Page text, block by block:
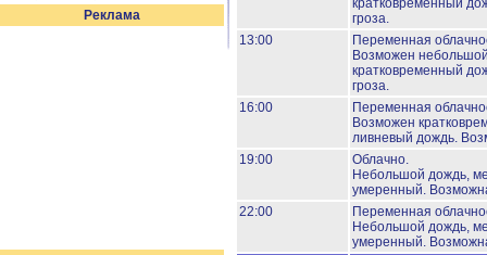
Реклама
кратковременный
гроза.
13:00
Переменная
Возможен
кратковременный
гроза.
16:00
Переменная
Возможен
ливневый дождь.
19:00
Облачно.
Небольшой дождь,
умеренный.
22:00
Переменная
Небольшой дождь,
умеренный.